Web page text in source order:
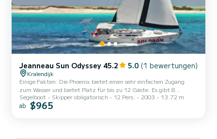
Jeanneau Sun Odyssey 45.2 5.0 (1 bewertungen)
Kralendijk
Einige Fakten: Die Phoenix bietet einen sehr einfachen Zugang
zum Wasser und bietet Platz für bis zu 12 Gäste. Es gibt 8
überdachte Sitzplätze unter der Bimini und 2 Sitzecken am Bug.
Das Schiff verfügt über ein großes Kühlsystem für eiskalte
Segelboot Skipper obligatorisch 12 Pers. 2003 13.72 m
ab $965